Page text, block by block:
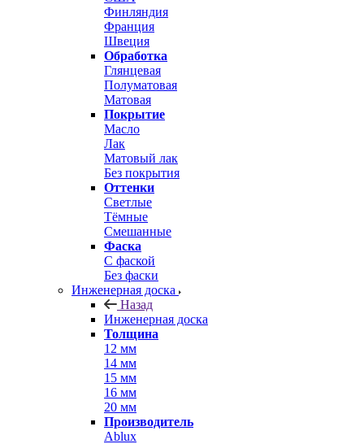
Финляндия
Франция
Швеция
Обработка
Глянцевая
Полуматовая
Матовая
Покрытие
Масло
Лак
Матовый лак
Без покрытия
Оттенки
Светлые
Тёмные
Смешанные
Фаска
С фаской
Без фаски
Инженерная доска
Назад
Инженерная доска
Толщина
12 мм
14 мм
15 мм
16 мм
20 мм
Производитель
Ablux